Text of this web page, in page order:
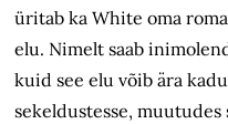
üritab ka White oma
elu. Nimelt saab
kuid see elu võib ära
sekeldustesse, muutudes